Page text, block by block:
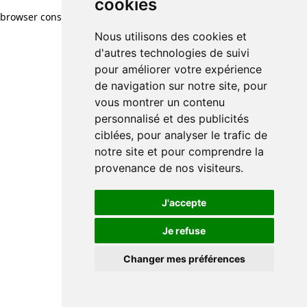
cookies
Nous utilisons des cookies et
d'autres technologies de suivi
pour améliorer votre expérience
de navigation sur notre site, pour
vous montrer un contenu
personnalisé et des publicités
ciblées, pour analyser le trafic de
notre site et pour comprendre la
provenance de nos visiteurs.
J'accepte
Je refuse
Changer mes préférences
browser console for more information)